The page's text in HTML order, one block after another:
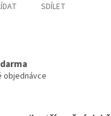
SDÍLET
objednávce